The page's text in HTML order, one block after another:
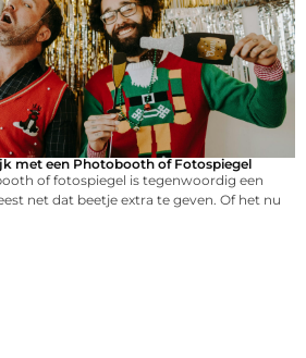
met een Photobooth of Fotospiegel
of fotospiegel is tegenwoordig een
net dat beetje extra te geven. Of het nu